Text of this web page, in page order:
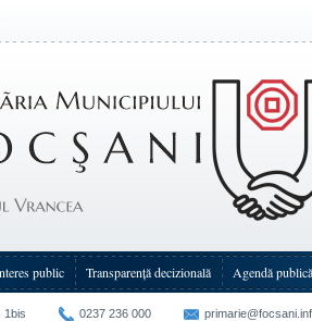
prin HCL 35/27.01.2009”, beneficiari: SC MYLANYARYN
adresa: T 38, 39, P 175, 178, 180, 182, nr. cad. 72748
public Transparenţă decizională Agendă publică
1bis 0237 236 000